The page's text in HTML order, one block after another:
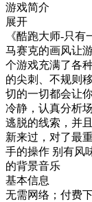
游戏简介
展开
《酷跑大师-只
马赛克的画风让
个游戏充满了各
的尖刺、不规则
切的一切都会让
冷静，认真分析
逃脱的线索，并
新来过，对了最
手的操作 别有风
的背景音乐
基本信息
无需网络；付费